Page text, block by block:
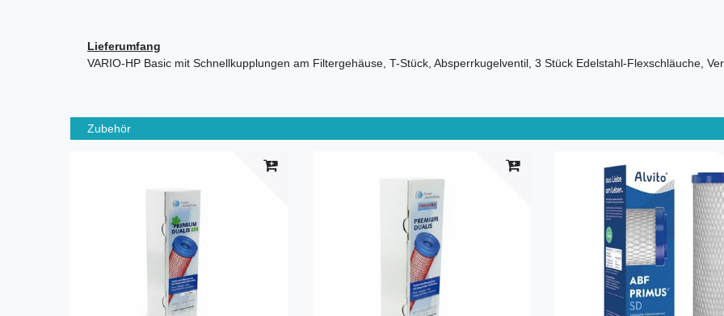
Lieferumfang
VARIO-HP Basic mit Schnellkupplungen am Filtergehäuse, T-Stück, Absperrkugelventil, 3 Stück Edelstahl-Flexschläuche,
Zubehör